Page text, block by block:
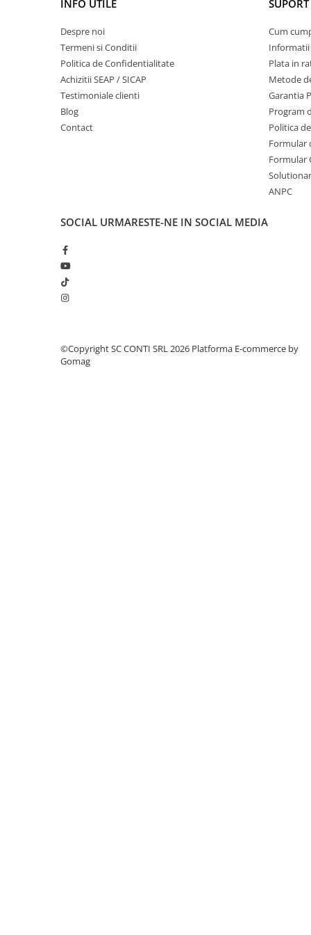
Accesorii sisteme pompare
Compactoare
Maiuri compactoare
Placi compactoare unidirectionale
Placi compactoare reversibile
Cilindri vibrocompactori
Accesorii betoniere
Scari de lucru si schele
Echipamente de ridicat
Echipamente pentru transport
Tehnica diamantata
Masini de carotat
INFO UTILE
Despre noi
Termeni si Conditii
Politica de Confidentialitate
Achizitii SEAP / SICAP
Testimoniale clienti
Blog
Contact
Cum
Plata in
Metode
Garantia
Program
Politica
Formular
Formular
ANPC
SOCIAL URMARESTE-NE IN SOCIAL MEDIA
©Copyright SC CONTI SRL 2026 Platforma E-commerce by
Gomag